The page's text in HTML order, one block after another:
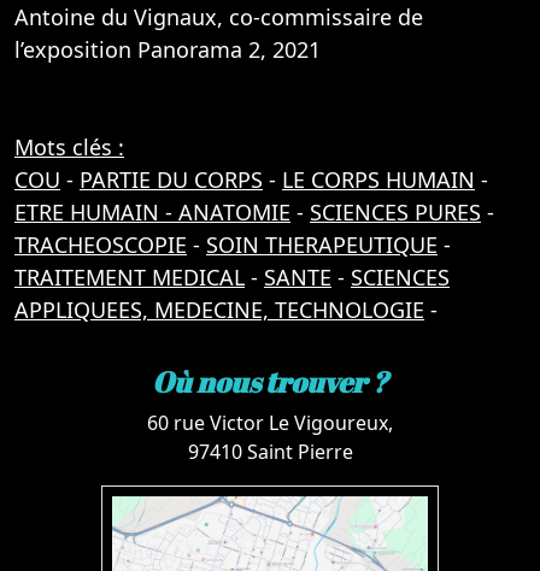
Antoine du Vignaux, co-commissaire de
l’exposition Panorama 2, 2021
Mots clés :
COU - PARTIE DU CORPS - LE CORPS HUMAIN -
ETRE HUMAIN - ANATOMIE - SCIENCES PURES -
TRACHEOSCOPIE - SOIN THERAPEUTIQUE -
TRAITEMENT MEDICAL - SANTE - SCIENCES
APPLIQUEES, MEDECINE, TECHNOLOGIE -
Où nous trouver ?
60 rue Victor Le Vigoureux,
97410 Saint Pierre